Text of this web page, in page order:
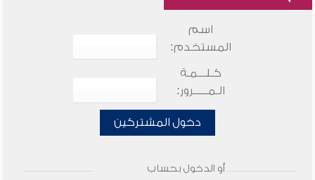
اسم
المستخدم:
كـلـــمـة
الـمـــــرور:
دخول المشتركين
أو الدخول بحساب